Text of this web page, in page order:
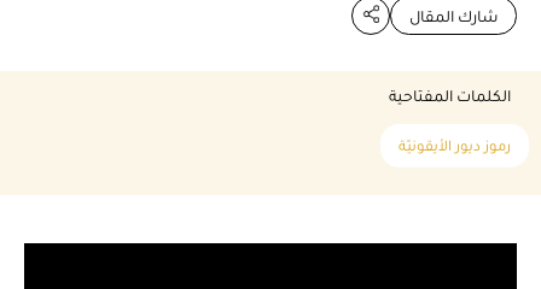
شارك المقال
الكلمات المفتاحية
رموز ديور الأيقونيّة